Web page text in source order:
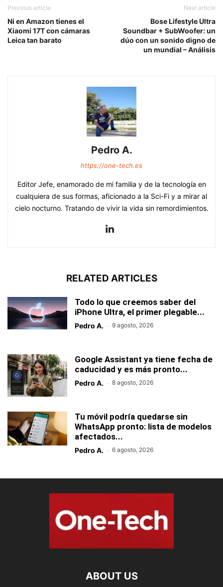
Previous article
Ni en Amazon tienes el
Xiaomi 17T con cámaras
Leica tan barato
Next article
Bose Lifestyle Ultra
Soundbar + SubWoofer: un
dúo con un sonido digno de
un mundial – Análisis
Pedro A.
https://one-tech.es
Editor Jefe, enamorado de mi familia y de la tecnología en
cualquiera de sus formas, aficionado a la Sci-Fi y a mirar al
cielo nocturno. Tratando de vivir la vida sin remordimientos.
RELATED ARTICLES
Todo lo que creemos saber del
iPhone Ultra, el primer plegable...
Pedro A. - 9 agosto, 2026
Google Assistant ya tiene fecha de
caducidad y es más pronto...
Pedro A. - 8 agosto, 2026
Tu móvil podría quedarse sin
WhatsApp pronto: lista de modelos
afectados...
Pedro A. - 6 agosto, 2026
ABOUT US